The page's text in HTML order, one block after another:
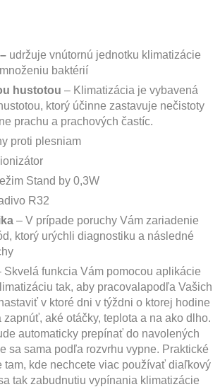
udržuje vnútornú jednotku klimatizácie
baktérií
hustotou – Klimatizácia je vybavená
ktorý účinne zastavuje nečistoty
prachu a prachových častíc.
proti plesniam
Stand by 0,3W
R32
– V prípade poruchy Vám zariadenie
ktorý urýchli diagnostiku a následné
Skvelá funkcia Vám pomocou aplikácie
tak, aby pracovalapodľa Vašich
v ktoré dni v týždni o ktorej hodine
zapnúť, aké otáčky, teplota a na ako dlho.
automaticky prepínať do navolených
sa sama podľa rozvrhu vypne. Praktické
tam, kde nechcete viac používať diaľkový
tak zabudnutiu vypínania klimatizácie